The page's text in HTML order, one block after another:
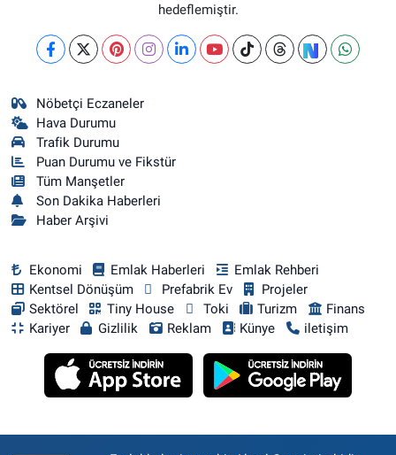
hedeflemiştir.
Nöbetçi Eczaneler
Hava Durumu
Trafik Durumu
Puan Durumu ve Fikstür
Tüm Manşetler
Son Dakika Haberleri
Haber Arşivi
Ekonomi Emlak Haberleri
Emlak Rehberi
Kentsel Dönüşüm
Prefabrik Ev
Projeler
Sektörel
Tiny House Toki Turizm
Finans
Kariyer
Gizlilik Reklam Künye iletişim